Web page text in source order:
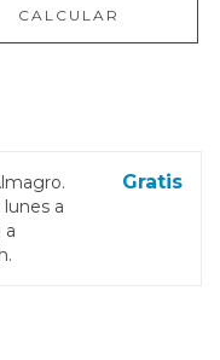
CALCULAR
a
a
Gratis